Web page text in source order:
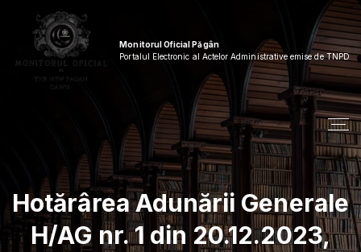
Monitorul Oficial Păgân
Portalul Electronic al Actelor Administrative emise de TNPD
Hotărârea Adunării Generale
H/AG nr. 1 din 20.12.2023,